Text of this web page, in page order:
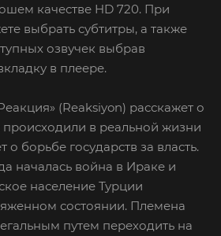
качестве HD 720. При
выбрать субтитры, а также
озвучек выбрав
в плеере.
(Reaksiyon) расскажет о
в реальной жизни
о борьбе государств за власть.
началась война в Ираке и
население Турции
состоянии. Племена
путем переходить на